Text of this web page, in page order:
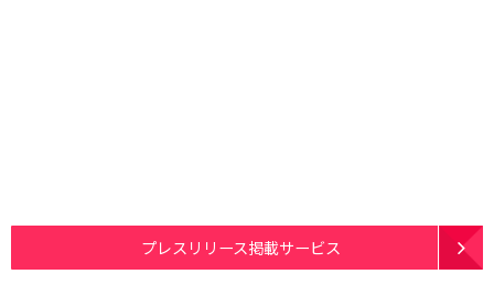
プレスリリース掲載サービス